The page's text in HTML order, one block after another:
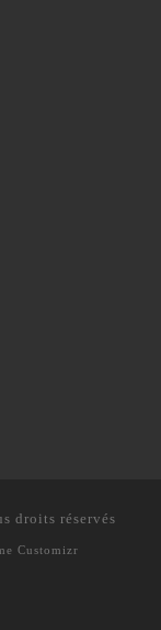
droits réservés
Customizr